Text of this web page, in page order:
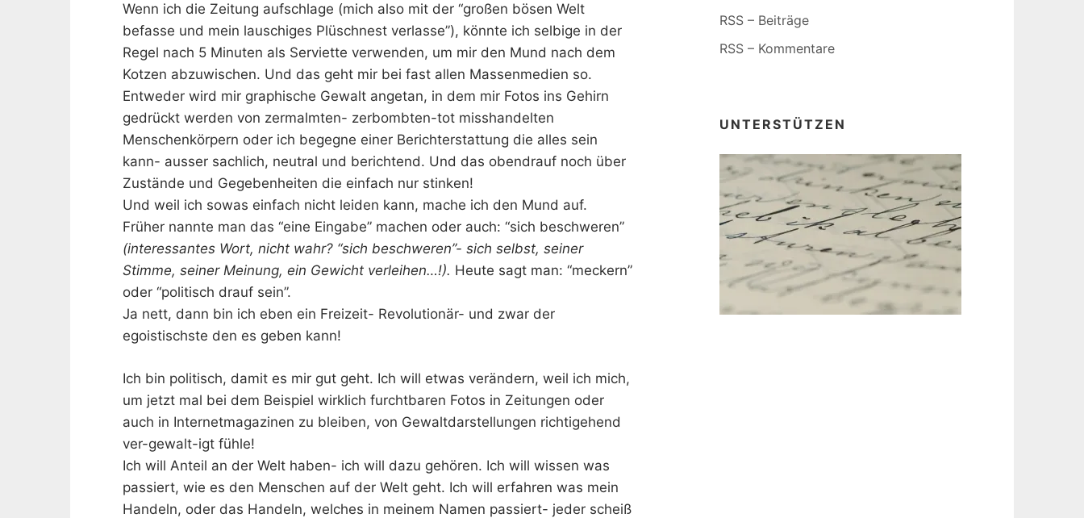
Wenn ich die Zeitung aufschlage (mich also mit der “großen bösen Welt
befasse und mein lauschiges Plüschnest verlasse”), könnte ich selbige in der
Regel nach 5 Minuten als Serviette verwenden, um mir den Mund nach dem
Kotzen abzuwischen. Und das geht mir bei fast allen Massenmedien so.
Entweder wird mir graphische Gewalt angetan, in dem mir Fotos ins Gehirn
gedrückt werden von zermalmten- zerbombten-tot misshandelten
Menschenkörpern oder ich begegne einer Berichterstattung die alles sein
kann- ausser sachlich, neutral und berichtend. Und das obendrauf noch über
Zustände und Gegebenheiten die einfach nur stinken!
Und weil ich sowas einfach nicht leiden kann, mache ich den Mund auf.
Früher nannte man das “eine Eingabe” machen oder auch: “sich beschweren”
(interessantes Wort, nicht wahr? “sich beschweren”- sich selbst, seiner
Stimme, seiner Meinung, ein Gewicht verleihen…!). Heute sagt man: “meckern”
oder “politisch drauf sein”.
Ja nett, dann bin ich eben ein Freizeit- Revolutionär- und zwar der
egoistischste den es geben kann!
Ich bin politisch, damit es mir gut geht. Ich will etwas verändern, weil ich mich,
um jetzt mal bei dem Beispiel wirklich furchtbaren Fotos in Zeitungen oder
auch in Internetmagazinen zu bleiben, von Gewaltdarstellungen richtigehend
ver-gewalt-igt fühle!
Ich will Anteil an der Welt haben- ich will dazu gehören. Ich will wissen was
passiert, wie es den Menschen auf der Welt geht. Ich will erfahren was mein
Handeln, oder das Handeln, welches in meinem Namen passiert- jeder scheiß
RSS – Beiträge
RSS – Kommentare
UNTERSTÜTZEN